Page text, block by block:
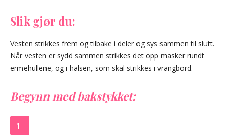
Slik gjør du:
Vesten strikkes frem og tilbake i deler og sys sammen til slutt.
Når vesten er sydd sammen strikkes det opp masker rundt
ermehullene, og i halsen, som skal strikkes i vrangbord.
Begynn med bakstykket:
1